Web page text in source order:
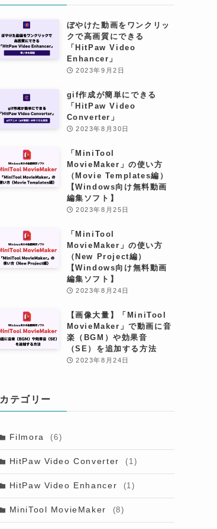
ぼやけた動画をワンクリッ
クで高画質にできる
「HitPaw Video
Enhancer」
2023年9月2日
gif作成が簡単にできる
「HitPaw Video
Converter」
2023年8月30日
「MiniTool
MovieMaker」の使い方
（Movie Templates編）
【Windows向け無料動画
編集ソフト】
2023年8月25日
「MiniTool
MovieMaker」の使い方
（New Project編）
【Windows向け無料動画
編集ソフト】
2023年8月24日
【画像大量】「MiniTool
MovieMaker」で動画に音
楽（BGM）や効果音
（SE）を追加する方法
2023年8月24日
カテゴリー
Filmora (6)
HitPaw Video Converter (1)
HitPaw Video Enhancer (1)
MiniTool MovieMaker (8)